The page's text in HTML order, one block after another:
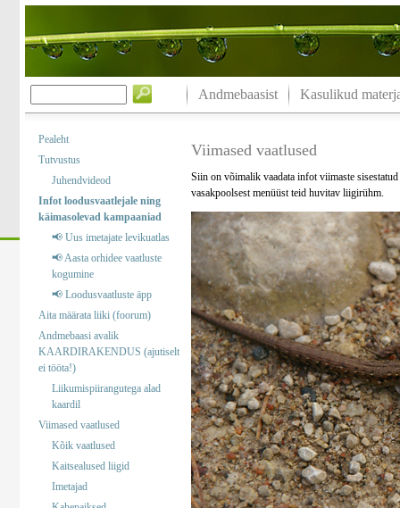
Andmebaasist Kasulikud
Pealeht
Tutvustus
Juhendvideod
Infot loodusvaatlejale ning
käimasolevad kampaaniad
📢 Uus imetajate levikuatlas
📢 Aasta orhidee vaatluste
kogumine
📢 Loodusvaatluste äpp
Aita määrata liiki (foorum)
Andmebaasi avalik
KAARDIRAKENDUS (ajutiselt
ei tööta!)
Liikumispiirangutega alad
kaardil
Viimased vaatlused
Kõik vaatlused
Kaitsealused liigid
Imetajad
Viimased vaatlused
Siin on võimalik vaadata infot viimaste
vasakpoolsest menüüst teid huvitav liigirühm.